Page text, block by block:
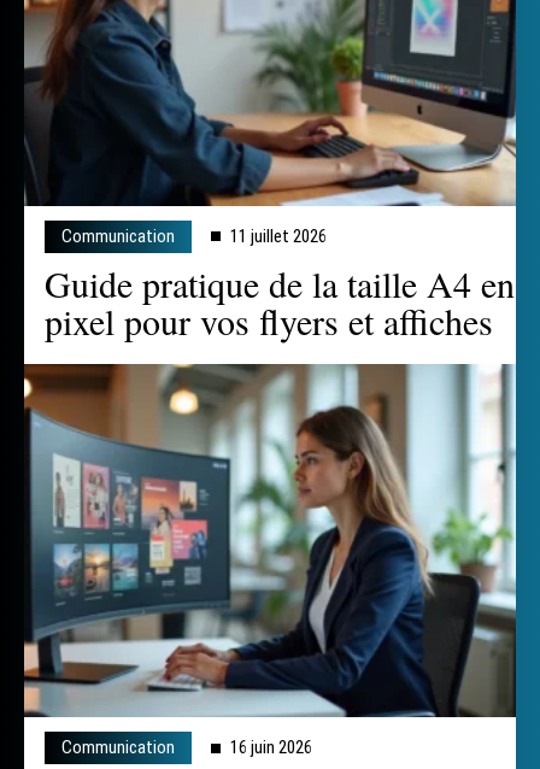
Communication 11 juillet 2026
Guide pratique de la taille A4 en
pixel pour vos flyers et affiches
Communication 16 juin 2026